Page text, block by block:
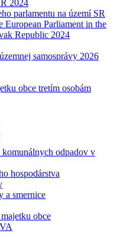
2024
parlamentu na území SR
European Parliament in the
Republic 2024
samosprávy 2026
obce tretím osobám
odpadov v
hospodárstva
a smernice
obce